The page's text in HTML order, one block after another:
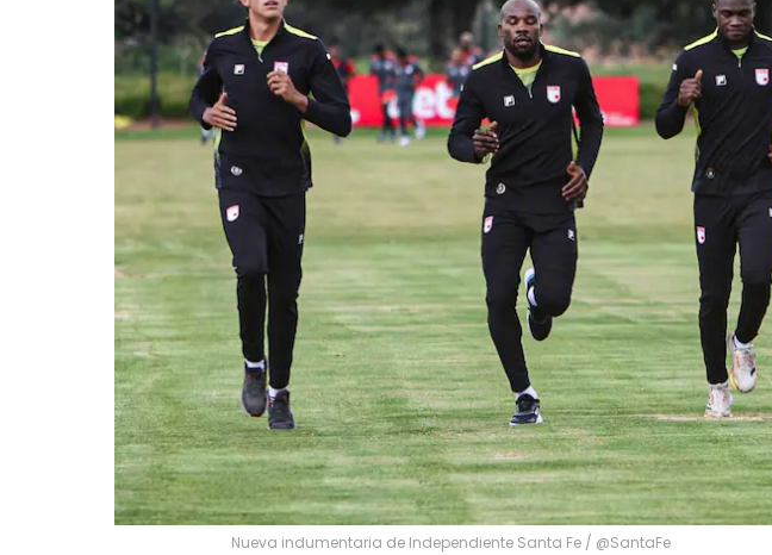
Nueva indumentaria de Independiente Santa Fe / @SantaFe